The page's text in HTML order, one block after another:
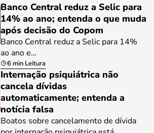
Banco Central reduz a Selic para
14% ao ano; entenda o que muda
após decisão do Copom
Banco Central reduz a Selic para 14%
ao ano e…
6 min Leitura
Internação psiquiátrica não
cancela dívidas
automaticamente; entenda a
notícia falsa
Boatos sobre cancelamento de dívida